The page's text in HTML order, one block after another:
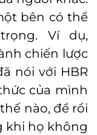
bên có thể
Ví dụ,
chiến lược
nói với HBR
của mình
nào, để rồi
khi họ không